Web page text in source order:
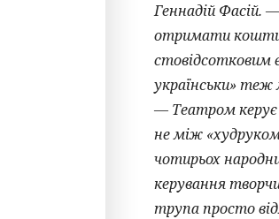
Геннадій Фасій.
отримати кошти
стовідсотковим
українськи» теж
— Театром керує
не між
чотирьох
керування
трупа просто